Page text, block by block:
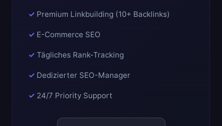
Premium Linkbuilding (10+ Backlinks)
E-Commerce SEO
Tägliches Rank-Tracking
Dedizierter SEO-Manager
24/7 Priority Support